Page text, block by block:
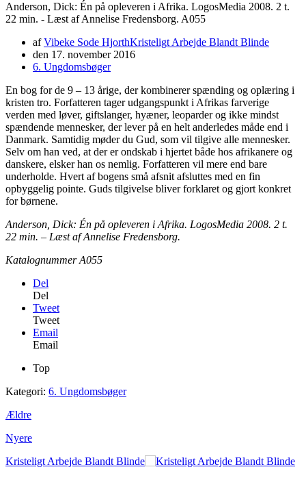
Anderson, Dick: Én på opleveren i Afrika. LogosMedia 2008. 2 t.
22 min. - Læst af Annelise Fredensborg. A055
af Vibeke Sode HjorthKristeligt Arbejde Blandt Blinde
den 17. november 2016
6. Ungdomsbøger
En bog for de 9 – 13 årige, der kombinerer spænding og oplæring i
kristen tro. Forfatteren tager udgangspunkt i Afrikas farverige
verden med løver, giftslanger, hyæner, leoparder og ikke mindst
spændende mennesker, der lever på en helt anderledes måde end i
Danmark. Samtidig møder du Gud, som vil tilgive alle mennesker.
Selv om han ved, at der er ondskab i hjertet både hos afrikanere og
danskere, elsker han os nemlig. Forfatteren vil mere end bare
underholde. Hvert af bogens små afsnit afsluttes med en fin
opbyggelig pointe. Guds tilgivelse bliver forklaret og gjort konkret
for børnene.
Anderson, Dick: Én på opleveren i Afrika. LogosMedia 2008. 2 t.
22 min. – Læst af Annelise Fredensborg.
Katalognummer A055
Del
Del
Tweet
Tweet
Email
Email
Top
Kategori: 6. Ungdomsbøger
Ældre
Nyere
Kristeligt Arbejde Blandt Blinde